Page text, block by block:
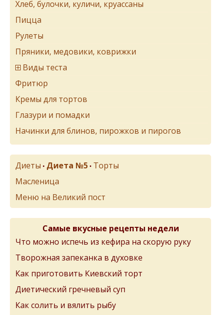
Хлеб, булочки, куличи, круассаны
Пицца
Рулеты
Пряники, медовики, коврижки
Виды теста
Фритюр
Кремы для тортов
Глазури и помадки
Начинки для блинов, пирожков и пирогов
Диеты • Диета №5 • Торты
Масленица
Меню на Великий пост
Самые вкусные рецепты недели
Что можно испечь из кефира на скорую руку
Творожная запеканка в духовке
Как приготовить Киевский торт
Диетический гречневый суп
Как солить и вялить рыбу